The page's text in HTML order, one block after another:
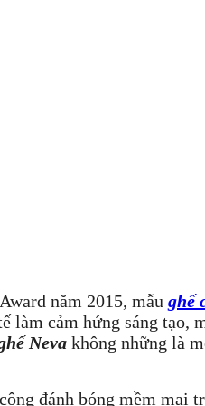
năm 2015, mẫu ghế
làm cảm hứng sáng tạo,
Neva không những là
đánh bóng mềm